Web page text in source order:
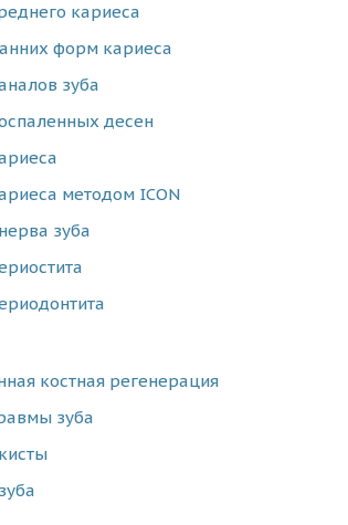
кариеса
форм кариеса
зуба
десен
методом ICON
зуба
костная регенерация
зуба